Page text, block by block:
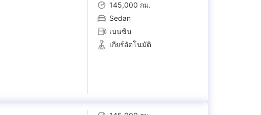
145,000 กม.
Sedan
เบนซิน
เกียร์อัตโนมัติ